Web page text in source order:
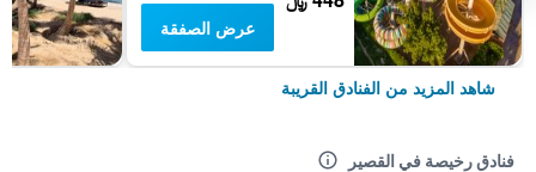
عرض الصفقة
شاهد المزيد من الفنادق القريبة
فنادق رخيصة في القصير